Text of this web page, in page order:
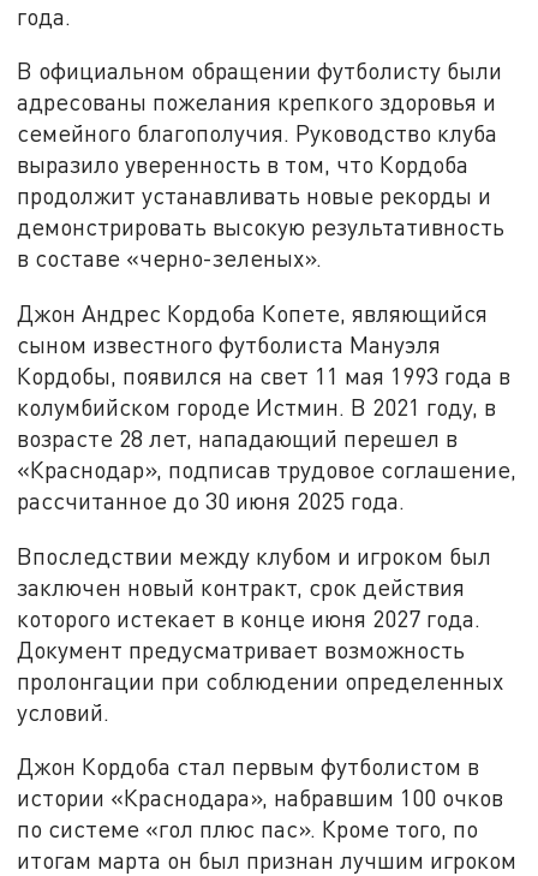
года.
В официальном обращении футболисту были
адресованы пожелания крепкого здоровья и
семейного благополучия. Руководство клуба
выразило уверенность в том, что Кордоба
продолжит устанавливать новые рекорды и
демонстрировать высокую результативность
в составе «черно-зеленых».
Джон Андрес Кордоба Копете, являющийся
сыном известного футболиста Мануэля
Кордобы, появился на свет 11 мая 1993 года в
колумбийском городе Истмин. В 2021 году, в
возрасте 28 лет, нападающий перешел в
«Краснодар», подписав трудовое соглашение,
рассчитанное до 30 июня 2025 года.
Впоследствии между клубом и игроком был
заключен новый контракт, срок действия
которого истекает в конце июня 2027 года.
Документ предусматривает возможность
пролонгации при соблюдении определенных
условий.
Джон Кордоба стал первым футболистом в
истории «Краснодара», набравшим 100 очков
по системе «гол плюс пас». Кроме того, по
итогам марта он был признан лучшим игроком